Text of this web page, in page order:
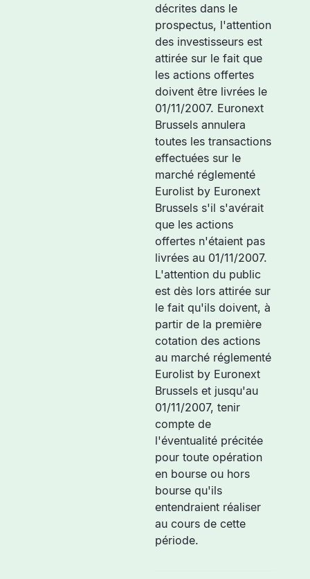
décrites dans le
prospectus, l'attention
des investisseurs est
attirée sur le fait que
les actions offertes
doivent être livrées le
01/11/2007. Euronext
Brussels annulera
toutes les transactions
effectuées sur le
marché réglementé
Eurolist by Euronext
Brussels s'il s'avérait
que les actions
offertes n'étaient pas
livrées au 01/11/2007.
L'attention du public
est dès lors attirée sur
le fait qu'ils doivent, à
partir de la première
cotation des actions
au marché réglementé
Eurolist by Euronext
Brussels et jusqu'au
01/11/2007, tenir
compte de
l'éventualité précitée
pour toute opération
en bourse ou hors
bourse qu'ils
entendraient réaliser
au cours de cette
période.